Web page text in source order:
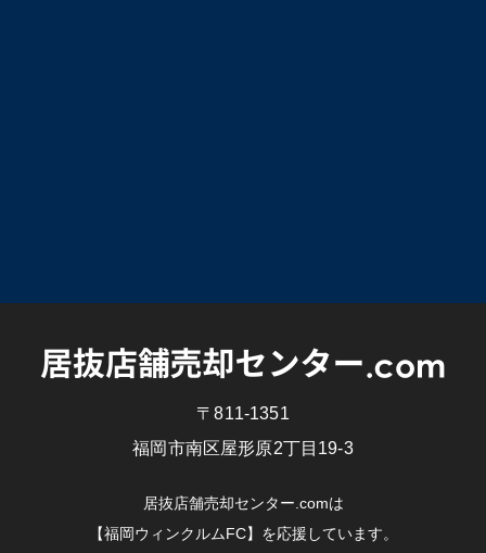
〒811-1351
福岡市南区屋形原2丁目19-3
居抜店舗売却センター.comは
【福岡ウィンクルムFC】を応援しています。